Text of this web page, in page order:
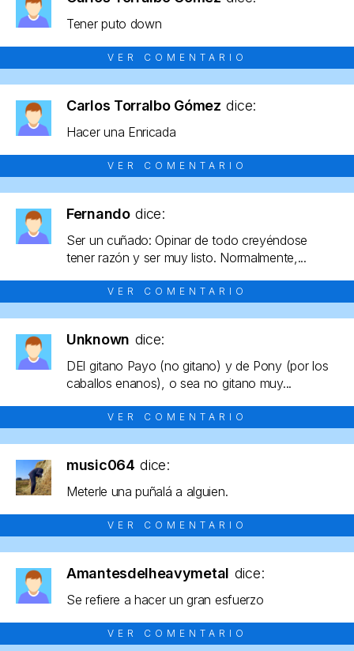
Tener puto down
VER COMENTARIO
Carlos Torralbo Gómez dice:
Hacer una Enricada
VER COMENTARIO
Fernando dice:
Ser un cuñado: Opinar de todo creyéndose
tener razón y ser muy listo. Normalmente,...
VER COMENTARIO
Unknown dice:
DEl gitano Payo (no gitano) y de Pony (por los
caballos enanos), o sea no gitano muy...
VER COMENTARIO
music064 dice:
Meterle una puñalá a alguien.
VER COMENTARIO
Amantesdelheavymetal dice:
Se refiere a hacer un gran esfuerzo
VER COMENTARIO